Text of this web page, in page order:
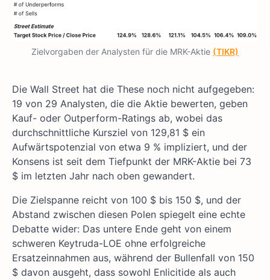
Zielvorgaben der Analysten für die MRK-Aktie (TIKR)
Die Wall Street hat die These noch nicht aufgegeben:
19 von 29 Analysten, die die Aktie bewerten, geben
Kauf- oder Outperform-Ratings ab, wobei das
durchschnittliche Kursziel von 129,81 $ ein
Aufwärtspotenzial von etwa 9 % impliziert, und der
Konsens ist seit dem Tiefpunkt der MRK-Aktie bei 73
$ im letzten Jahr nach oben gewandert.
Die Zielspanne reicht von 100 $ bis 150 $, und der
Abstand zwischen diesen Polen spiegelt eine echte
Debatte wider: Das untere Ende geht von einem
schweren Keytruda-LOE ohne erfolgreiche
Ersatzeinnahmen aus, während der Bullenfall von 150
$ davon ausgeht, dass sowohl Enlicitide als auch